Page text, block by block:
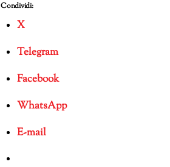
Condividi:
X
Telegram
Facebook
WhatsApp
E-mail